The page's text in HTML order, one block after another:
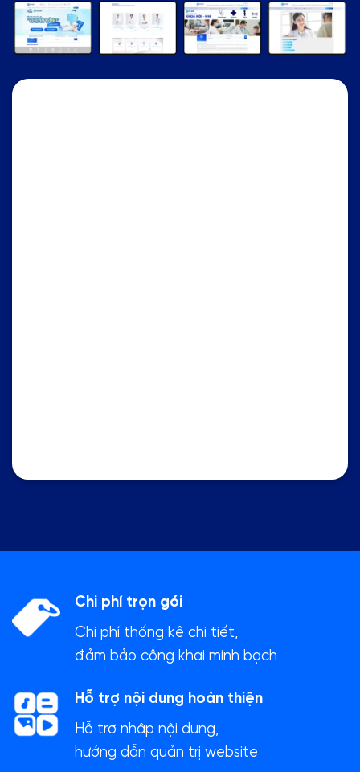
Chi phí trọn gói
Chi phí thống kê chi tiết,
đảm bảo công khai minh bạch
Hỗ trợ nội dung hoàn thiện
Hỗ trợ nhập nội dung,
hướng dẫn quản trị website